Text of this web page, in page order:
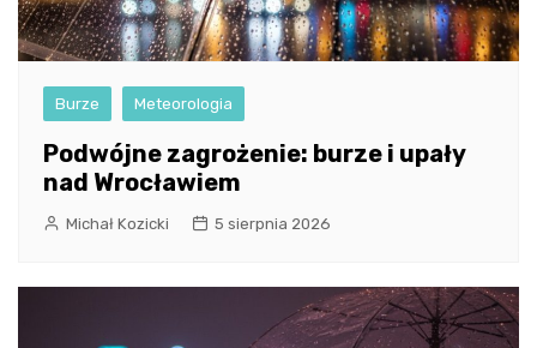
Burze Meteorologia
Podwójne zagrożenie: burze i upały
nad Wrocławiem
Michał Kozicki 5 sierpnia 2026